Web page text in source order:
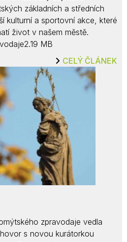
základních a středních
kulturní a sportovní akce, které
život v našem městě.
MB
CELÝ ČLÁNEK
zpravodaje vedla
s novou kurátorkou